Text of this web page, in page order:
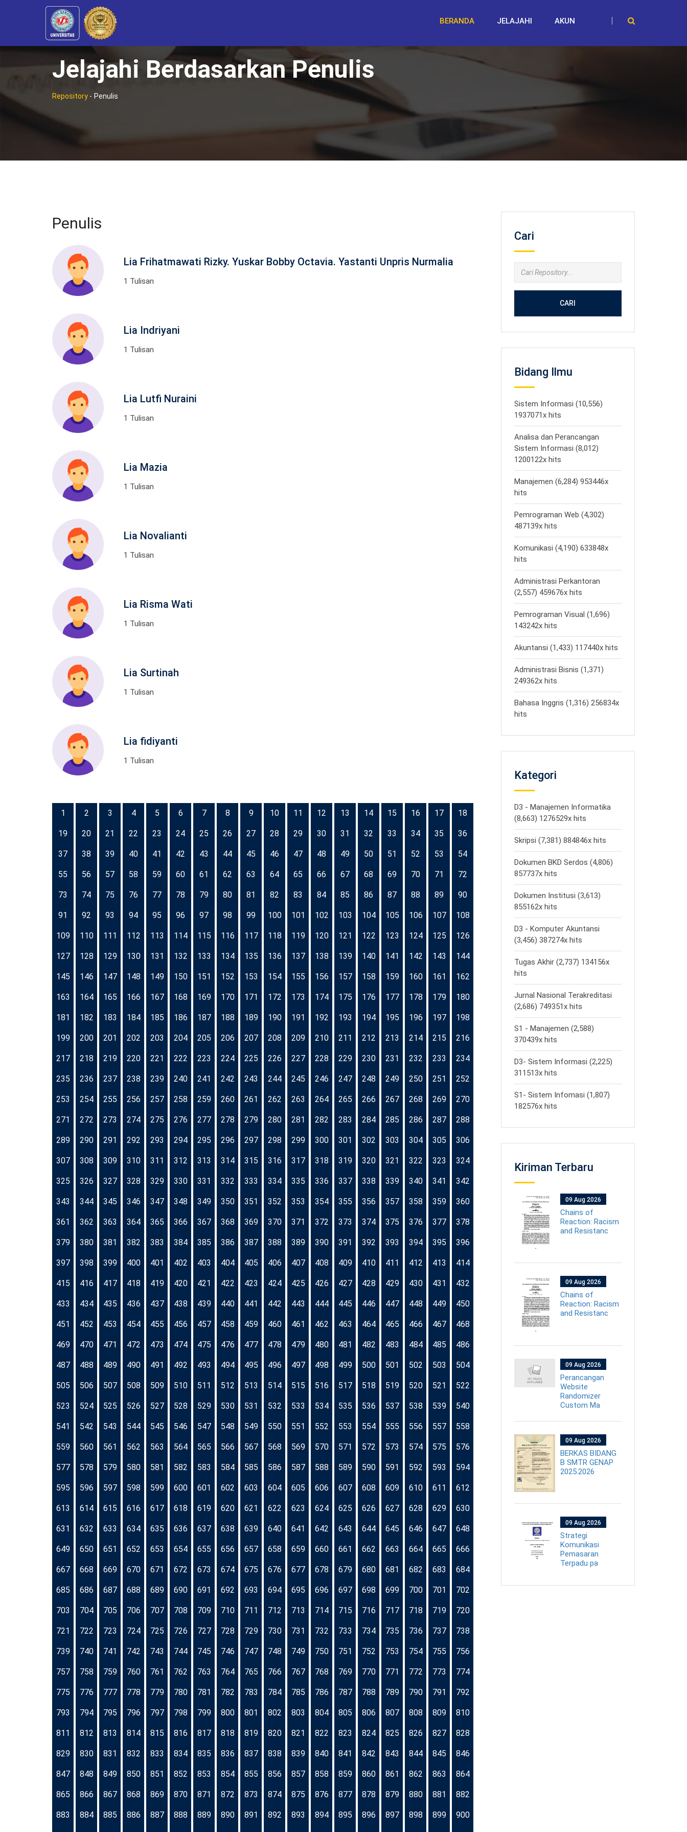
BERANDA JELAJAHI AKUN
Jelajahi Berdasarkan Penulis
Repository - Penulis
Penulis
Lia Frihatmawati Rizky. Yuskar Bobby Octavia. Yastanti Unpris Nurmalia
1 Tulisan
Lia Indriyani
1 Tulisan
Lia Lutfi Nuraini
1 Tulisan
Lia Mazia
1 Tulisan
Lia Novalianti
1 Tulisan
Lia Risma Wati
1 Tulisan
Lia Surtinah
1 Tulisan
Lia fidiyanti
1 Tulisan
1 2 3 4 5 6 7 8 9 10 11 12 13 14 15 16 17 18
19 20 21 22 23 24 25 26 27 28 29 30 31 32 33 34 35 36
37 38 39 40 41 42 43 44 45 46 47 48 49 50 51 52 53 54
55 56 57 58 59 60 61 62 63 64 65 66 67 68 69 70 71 72
73 74 75 76 77 78 79 80 81 82 83 84 85 86 87 88 89 90
91 92 93 94 95 96 97 98 99 100 101 102 103 104 105 106 107 108
109 110 111 112 113 114 115 116 117 118 119 120 121 122 123 124 125 126
127 128 129 130 131 132 133 134 135 136 137 138 139 140 141 142 143 144
145 146 147 148 149 150 151 152 153 154 155 156 157 158 159 160 161 162
163 164 165 166 167 168 169 170 171 172 173 174 175 176 177 178 179 180
181 182 183 184 185 186 187 188 189 190 191 192 193 194 195 196 197 198
199 200 201 202 203 204 205 206 207 208 209 210 211 212 213 214 215 216
217 218 219 220 221 222 223 224 225 226 227 228 229 230 231 232 233 234
235 236 237 238 239 240 241 242 243 244 245 246 247 248 249 250 251 252
253 254 255 256 257 258 259 260 261 262 263 264 265 266 267 268 269 270
271 272 273 274 275 276 277 278 279 280 281 282 283 284 285 286 287 288
289 290 291 292 293 294 295 296 297 298 299 300 301 302 303 304 305 306
307 308 309 310 311 312 313 314 315 316 317 318 319 320 321 322 323 324
325 326 327 328 329 330 331 332 333 334 335 336 337 338 339 340 341 342
343 344 345 346 347 348 349 350 351 352 353 354 355 356 357 358 359 360
361 362 363 364 365 366 367 368 369 370 371 372 373 374 375 376 377 378
379 380 381 382 383 384 385 386 387 388 389 390 391 392 393 394 395 396
397 398 399 400 401 402 403 404 405 406 407 408 409 410 411 412 413 414
415 416 417 418 419 420 421 422 423 424 425 426 427 428 429 430 431 432
433 434 435 436 437 438 439 440 441 442 443 444 445 446 447 448 449 450
451 452 453 454 455 456 457 458 459 460 461 462 463 464 465 466 467 468
469 470 471 472 473 474 475 476 477 478 479 480 481 482 483 484 485 486
487 488 489 490 491 492 493 494 495 496 497 498 499 500 501 502 503 504
505 506 507 508 509 510 511 512 513 514 515 516 517 518 519 520 521 522
523 524 525 526 527 528 529 530 531 532 533 534 535 536 537 538 539 540
541 542 543 544 545 546 547 548 549 550 551 552 553 554 555 556 557 558
559 560 561 562 563 564 565 566 567 568 569 570 571 572 573 574 575 576
577 578 579 580 581 582 583 584 585 586 587 588 589 590 591 592 593 594
595 596 597 598 599 600 601 602 603 604 605 606 607 608 609 610 611 612
613 614 615 616 617 618 619 620 621 622 623 624 625 626 627 628 629 630
631 632 633 634 635 636 637 638 639 640 641 642 643 644 645 646 647 648
649 650 651 652 653 654 655 656 657 658 659 660 661 662 663 664 665 666
667 668 669 670 671 672 673 674 675 676 677 678 679 680 681 682 683 684
685 686 687 688 689 690 691 692 693 694 695 696 697 698 699 700 701 702
703 704 705 706 707 708 709 710 711 712 713 714 715 716 717 718 719 720
721 722 723 724 725 726 727 728 729 730 731 732 733 734 735 736 737 738
739 740 741 742 743 744 745 746 747 748 749 750 751 752 753 754 755 756
757 758 759 760 761 762 763 764 765 766 767 768 769 770 771 772 773 774
775 776 777 778 779 780 781 782 783 784 785 786 787 788 789 790 791 792
793 794 795 796 797 798 799 800 801 802 803 804 805 806 807 808 809 810
811 812 813 814 815 816 817 818 819 820 821 822 823 824 825 826 827 828
829 830 831 832 833 834 835 836 837 838 839 840 841 842 843 844 845 846
847 848 849 850 851 852 853 854 855 856 857 858 859 860 861 862 863 864
865 866 867 868 869 870 871 872 873 874 875 876 877 878 879 880 881 882
883 884 885 886 887 888 889 890 891 892 893 894 895 896 897 898 899 900
Cari
CARI
Bidang Ilmu
Sistem Informasi (10,556)
1937071x hits
Analisa dan Perancangan
Sistem Informasi (8,012)
1200122x hits
Manajemen (6,284) 953446x
hits
Pemrograman Web (4,302)
487139x hits
Komunikasi (4,190) 633848x
hits
Administrasi Perkantoran
(2,557) 459676x hits
Pemrograman Visual (1,696)
143242x hits
Akuntansi (1,433) 117440x hits
Administrasi Bisnis (1,371)
249362x hits
Bahasa Inggris (1,316) 256834x
hits
Kategori
D3 - Manajemen Informatika
(8,663) 1276529x hits
Skripsi (7,381) 884846x hits
Dokumen BKD Serdos (4,806)
857737x hits
Dokumen Institusi (3,613)
855162x hits
D3 - Komputer Akuntansi
(3,456) 387274x hits
Tugas Akhir (2,737) 134156x
hits
Jurnal Nasional Terakreditasi
(2,686) 749351x hits
S1 - Manajemen (2,588)
370439x hits
D3- Sistem Informasi (2,225)
311513x hits
S1- Sistem Infomasi (1,807)
182576x hits
Kiriman Terbaru
09 Aug 2026
Chains of
Reaction: Racism
and Resistanc
09 Aug 2026
Chains of
Reaction: Racism
and Resistanc
09 Aug 2026
Perancangan
Website
Randomizer
Custom Ma
09 Aug 2026
BERKAS BIDANG
B SMTR GENAP
2025.2026
09 Aug 2026
Strategi
Komunikasi
Pemasaran
Terpadu pa